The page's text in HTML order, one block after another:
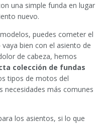
una simple funda en lugar
nuevo.
puedes cometer el
bien con el asiento de
de cabeza, hemos
colección de fundas
tipos de motos del
necesidades más comunes
los asientos, si lo que